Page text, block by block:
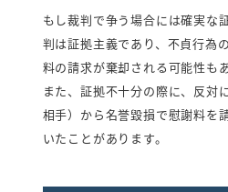
もし裁判で争う場合には確実な
判は証拠主義であり、不貞行為
料の請求が棄却される可能性も
また、証拠不十分の際に、反対
相手）から名誉毀損で慰謝料を
いたことがあります。